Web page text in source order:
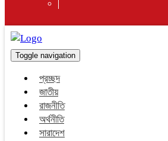
Toggle navigation
প্রচ্ছদ
জাতীয়
রাজনীতি
অর্থনীতি
সারাদেশ